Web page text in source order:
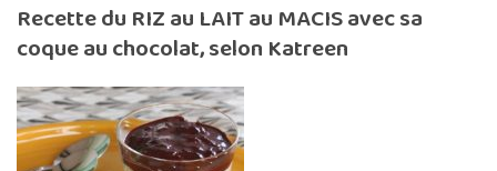
Recette du RIZ au LAIT au MACIS avec sa
coque au chocolat, selon Katreen